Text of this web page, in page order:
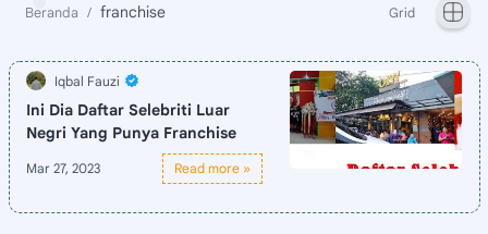
franchise
Ini Dia Daftar Selebriti Luar
Negri Yang Punya Franchise